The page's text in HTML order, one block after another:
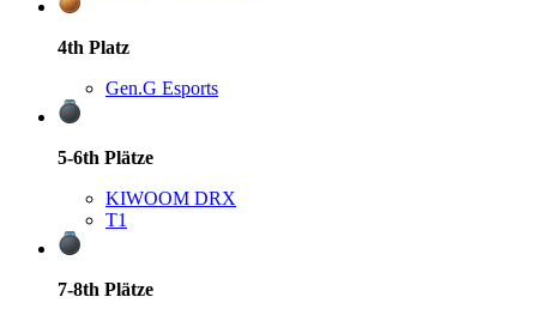
4th Platz
Gen.G Esports
5-6th Plätze
KIWOOM DRX
T1
7-8th Plätze